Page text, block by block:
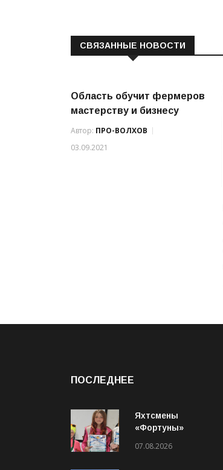
СВЯЗАННЫЕ НОВОСТИ
Область обучит фермеров
мастерству и бизнесу
Автор: ПРО-ВОЛХОВ
03.09.2021
ПОСЛЕДНЕЕ
Яхтсмены
«Фортуны»
парусной регаты
07.08.2026